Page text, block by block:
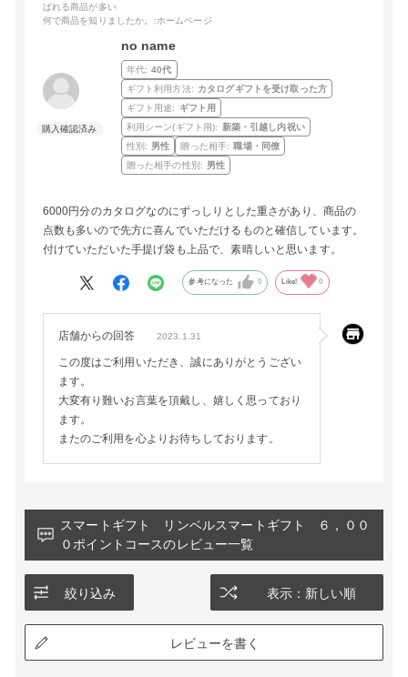
ばれる商品が多い
何で商品を知りましたか。
:ホームページ
no name
年代: 40代
ギフト利用方法: カタログギフトを受け取った方
ギフト用途:
ギフト用
利用シーン(ギフト用): 新築・引越し内祝い
性別: 男性 贈った相手: 職場・同僚
贈った相手の性別: 男性
6000円分のカタログなのにずっしりとした重さがあり、商品の
点数も多いので先方に喜んでいただけるものと確信しています。
付けていただいた手提げ袋も上品で、素晴しいと思います。
参考になった 0 Like! 0
店舗からの回答 2023.1.31
この度はご利用いただき、誠にありがとうござい
ます。
大変有り難いお言葉を頂戴し、嬉しく思っており
ます。
またのご利用を心よりお待ちしております。
スマートギフト リンベルスマートギフト ６，００
０ポイントコースのレビュー一覧
絞り込み 表示：新しい順
レビューを書く